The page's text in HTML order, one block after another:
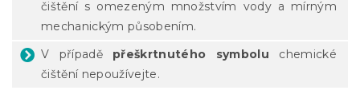
čištění s omezeným množstvím vody a mírným
mechanickým působením.
V případě přeškrtnutého symbolu chemické
čištění nepoužívejte.